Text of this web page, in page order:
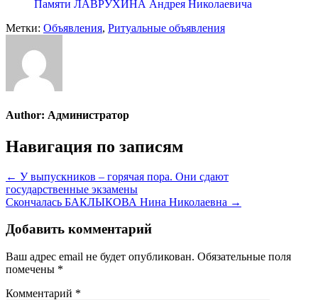
Памяти ЛАВРУХИНА Андрея Николаевича
Метки: Объявления, Ритуальные объявления
Author: Администратор
Навигация по записям
← У выпускников – горячая пора. Они сдают
государственные экзамены
Скончалась БАКЛЫКОВА Нина Николаевна →
Добавить комментарий
Ваш адрес email не будет опубликован. Обязательные поля
помечены *
Комментарий *